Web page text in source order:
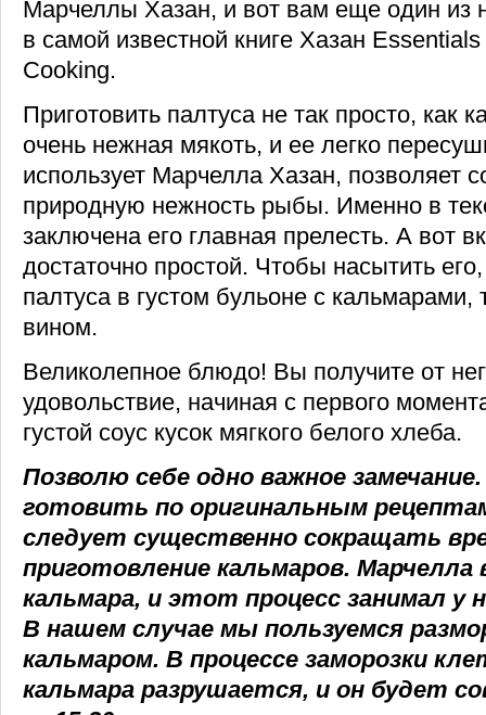
Марчеллы Хазан, и вот вам еще один из
в самой известной книге Хазан
Cooking.
Приготовить палтуса не так просто, как
очень нежная мякоть, и ее легко
использует Марчелла Хазан, позволяет
природную нежность рыбы. Именно в
заключена его главная прелесть. А вот
достаточно простой. Чтобы насытить
палтуса в густом бульоне с
вином.
Великолепное блюдо! Вы получите от
удовольствие, начиная с первого
густой соус кусок мягкого белого хлеба.
Позволю себе одно важное
готовить по оригинальным
следует существенно сокращать
приготовление кальмаров. Марчелла
кальмара, и этот процесс занимал у
В нашем случае мы пользуемся
кальмаром. В процессе заморозки
кальмара разрушается, и он будет